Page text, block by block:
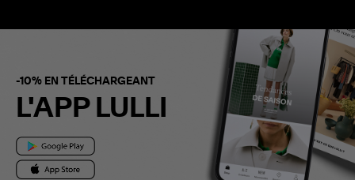
-10% EN TÉLÉCHARGEANT
L'APP LULLI